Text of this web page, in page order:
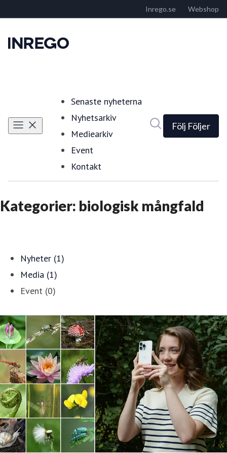
Senaste nyheterna
Nyhetsarkiv
Mediearkiv
Event
Kontakt
Följ Följer
Kategorier: biologisk mångfald
Nyheter (1)
Media (1)
Event (0)